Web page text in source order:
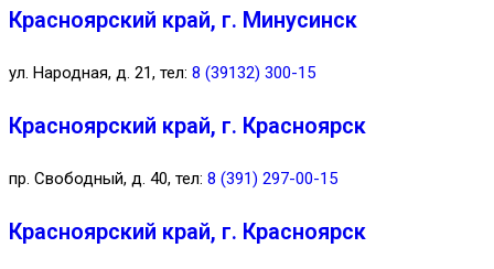
Красноярский край, г. Минусинск
ул. Народная, д. 21, тел: 8 (39132) 300-15
Красноярский край, г. Красноярск
пр. Свободный, д. 40, тел: 8 (391) 297-00-15
Красноярский край, г. Красноярск